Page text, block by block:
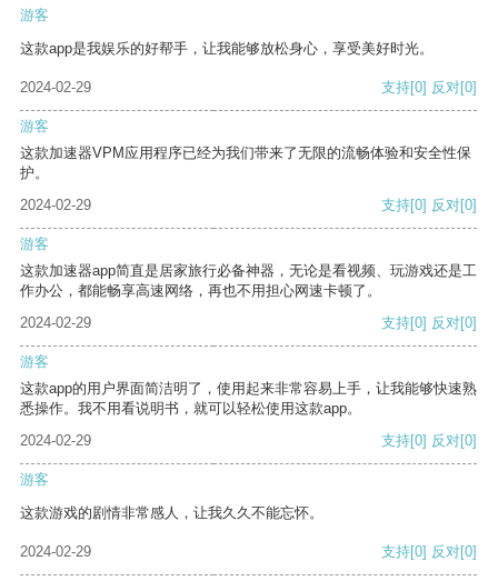
游客
这款app是我娱乐的好帮手，让我能够放松身心，享受美好时光。
2024-02-29 支持[0] 反对[0]
游客
这款加速器VPM应用程序已经为我们带来了无限的流畅体验和安全性保
护。
2024-02-29
支持[0] 反对[0]
游客
这款加速器app简直是居家旅行必备神器，无论是看视频、玩游戏还是工
作办公，都能畅享高速网络，再也不用担心网速卡顿了。
2024-02-29
支持[0] 反对[0]
游客
这款app的用户界面简洁明了，使用起来非常容易上手，让我能够快速熟
悉操作。我不用看说明书，就可以轻松使用这款app。
2024-02-29
支持[0] 反对[0]
游客
这款游戏的剧情非常感人，让我久久不能忘怀。
2024-02-29 支持[0] 反对[0]